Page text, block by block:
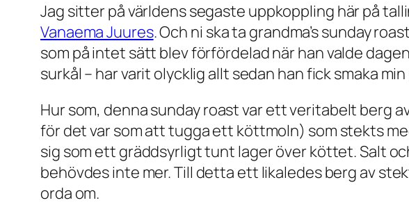
Jag sitter på världens segaste uppkoppling här på
Vanaema Juures. Och ni ska ta grandma’s sunday
som på intet sätt blev förfördelad när han valde
surkål – har varit olycklig allt sedan han fick smaka
Hur som, denna sunday roast var ett veritabelt berg
för det var som att tugga ett köttmoln) som stekts
sig som ett gräddsyrligt tunt lager över köttet. Salt
behövdes inte mer. Till detta ett likaledes berg av
orda om.